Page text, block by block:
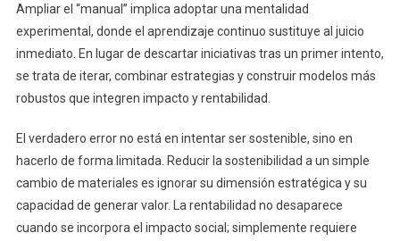
Ampliar el “manual” implica adoptar una mentalidad
experimental, donde el aprendizaje continuo sustituye al juicio
inmediato. En lugar de descartar iniciativas tras un primer intento,
se trata de iterar, combinar estrategias y construir modelos más
robustos que integren impacto y rentabilidad.
El verdadero error no está en intentar ser sostenible, sino en
hacerlo de forma limitada. Reducir la sostenibilidad a un simple
cambio de materiales es ignorar su dimensión estratégica y su
capacidad de generar valor. La rentabilidad no desaparece
cuando se incorpora el impacto social; simplemente requiere